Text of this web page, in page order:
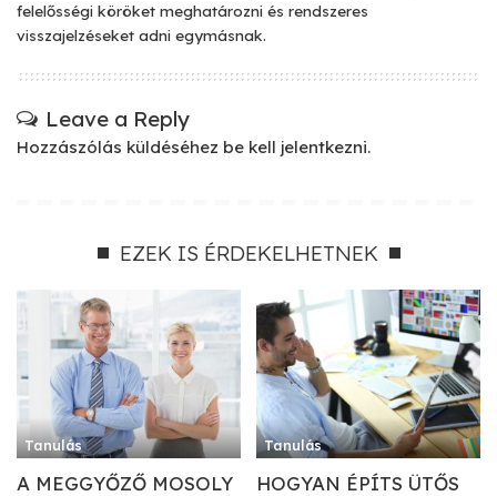
felelősségi köröket meghatározni és rendszeres
visszajelzéseket adni egymásnak.
Leave a Reply
Hozzászólás küldéséhez be kell jelentkezni.
EZEK IS ÉRDEKELHETNEK
Tanulás
A MEGGYŐZŐ MOSOLY
Tanulás
HOGYAN ÉPÍTS ÜTŐS